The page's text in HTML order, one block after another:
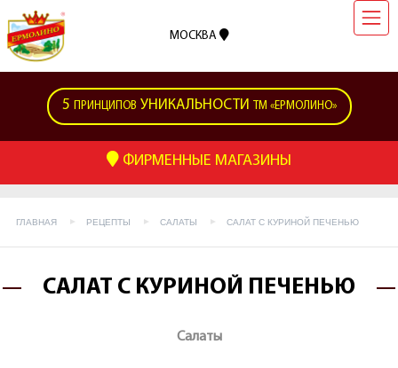
МОСКВА
5 ПРИНЦИПОВ УНИКАЛЬНОСТИ ТМ «ЕРМОЛИНО»
ФИРМЕННЫЕ МАГАЗИНЫ
ГЛАВНАЯ РЕЦЕПТЫ САЛАТЫ САЛАТ С КУРИНОЙ ПЕЧЕНЬЮ
САЛАТ С КУРИНОЙ ПЕЧЕНЬЮ
Салаты